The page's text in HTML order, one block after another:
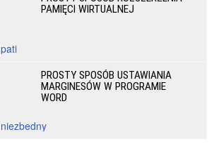
PAMIĘCI WIRTUALNEJ
pati
PROSTY SPOSÓB USTAWIANIA
MARGINESÓW W PROGRAMIE
WORD
niezbedny